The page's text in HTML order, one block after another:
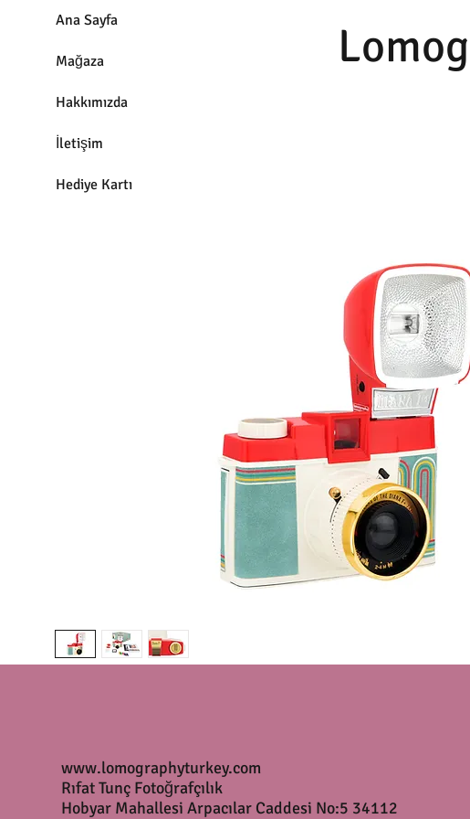
Ana Sayfa
Mağaza
Hakkımızda
İletişim
Hediye Kartı
www.lomographyturkey.com
Rıfat Tunç Fotoğrafçılık
Hobyar Mahallesi Arpacılar Caddesi No:5 34112